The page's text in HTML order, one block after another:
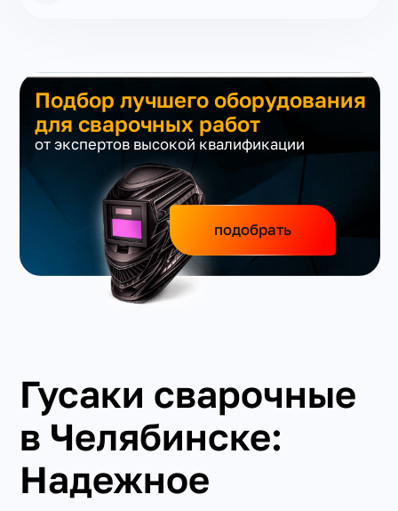
Подбор лучшего оборудования
для сварочных работ
от экспертов высокой квалификации
подобрать
Гусаки сварочные
в Челябинске:
Надежное